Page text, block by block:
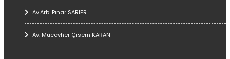
Av.Arb. Pınar SARIER
Av. Mücevher Çisem KARAN